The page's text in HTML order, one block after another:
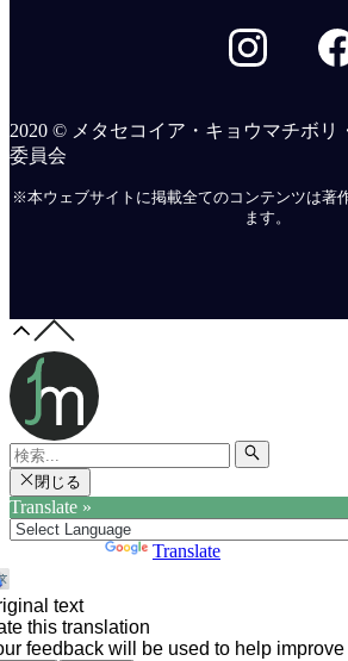
2020 © メタセコイア・キョウマチボリ
委員会
※本ウェブサイトに掲載全てのコンテンツは著
ます。
閉じる
Translate »
Translate
text
this translation
feedback will be used to help